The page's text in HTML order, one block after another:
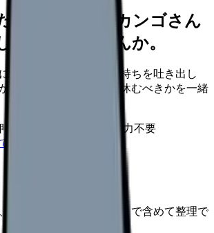
苦しいなら、カンゴさん
話してみませんか。
は進みません。今の気持ちを吐き出し
、辞めるべきか、少し休むべきかを一緒
売りなし
病院名は入力不要
から相談する
オンコール・教育体制まで含めて整理で